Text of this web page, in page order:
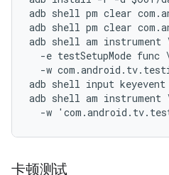
adb shell pm clear
adb shell pm clear
adb shell am instrument
-e testSetupMode func
-w
adb shell input keyevent
adb shell am instrument
卡顿测试